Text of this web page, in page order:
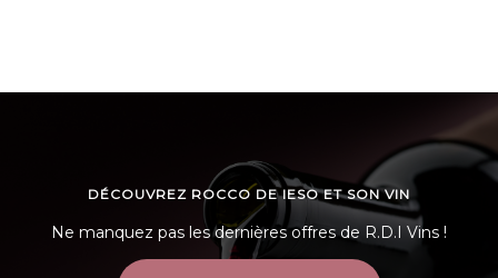
DÉCOUVREZ ROCCO DE IESO ET SON VIN
Ne manquez pas les dernières offres de R.D.I Vins !